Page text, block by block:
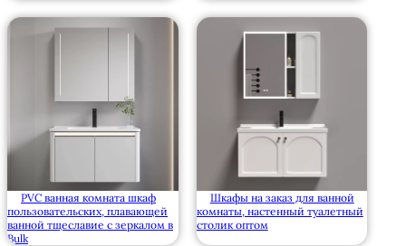
PVC ванная комната шкаф
пользовательских, плавающей
ванной тщеславие с зеркалом в
Bulk
Шкафы на заказ для ванной
комнаты, настенный туалетный
столик оптом